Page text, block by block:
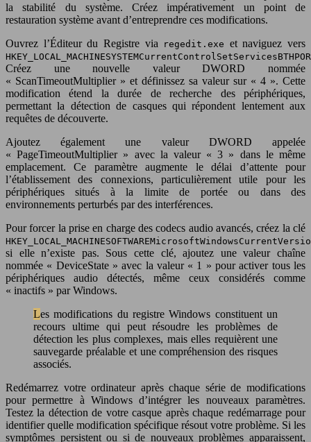
la stabilité du système. Créez impérativement un point de
restauration système avant d’entreprendre ces modifications.
Ouvrez l’Éditeur du Registre via
regedit.exe et naviguez vers
Créez une nouvelle valeur DWORD nommée
« ScanTimeoutMultiplier » et définissez sa valeur sur « 4 ». Cette
modification étend la durée de recherche des périphériques,
permettant la détection de casques qui répondent lentement aux
requêtes de découverte.
Ajoutez également une valeur DWORD appelée
« PageTimeoutMultiplier » avec la valeur « 3 » dans le même
emplacement. Ce paramètre augmente le délai d’attente pour
l’établissement des connexions, particulièrement utile pour les
périphériques situés à la limite de portée ou dans des
environnements perturbés par des interférences.
Pour forcer la prise en charge des codecs audio avancés, créez la clé
si elle n’existe pas. Sous cette clé, ajoutez une valeur chaîne
nommée « DeviceState » avec la valeur « 1 » pour activer tous les
périphériques audio détectés, même ceux considérés comme
« inactifs » par Windows.
Les modifications du registre Windows constituent un
recours ultime qui peut résoudre les problèmes de
détection les plus complexes, mais elles requièrent une
sauvegarde préalable et une compréhension des risques
associés.
Redémarrez votre ordinateur après chaque série de modifications
pour permettre à Windows d’intégrer les nouveaux paramètres.
Testez la détection de votre casque après chaque redémarrage pour
identifier quelle modification spécifique résout votre problème. Si les
symptômes persistent ou si de nouveaux problèmes apparaissent,